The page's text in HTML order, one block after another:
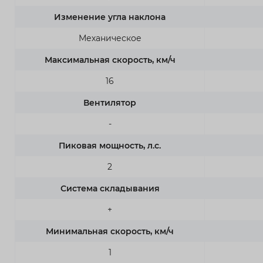
Изменение угла наклона
Механическое
Максимальная скорость, км/ч
16
Вентилятор
-
Пиковая мощность, л.с.
2
Система складывания
+
Минимальная скорость, км/ч
1